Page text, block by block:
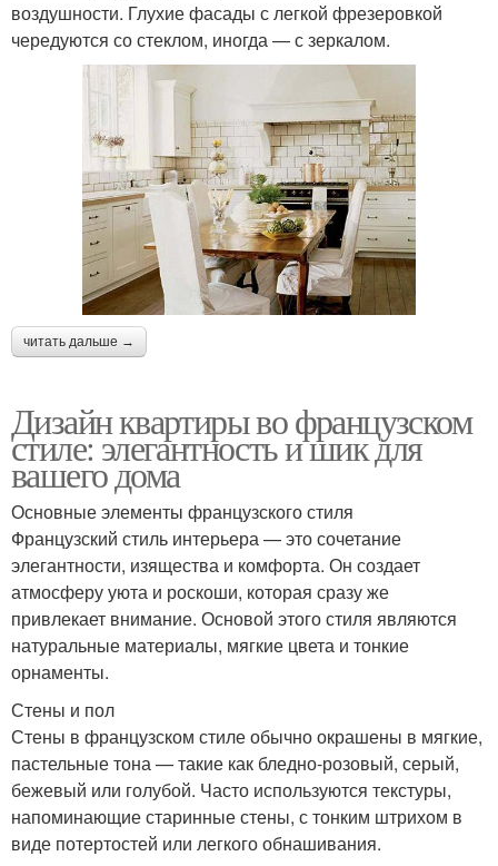
воздушности. Глухие фасады с легкой фрезеровкой
чередуются со стеклом, иногда — с зеркалом.
читать дальше →
Дизайн квартиры во французском
стиле: элегантность и шик для
вашего дома
Основные элементы французского стиля
Французский стиль интерьера — это сочетание
элегантности, изящества и комфорта. Он создает
атмосферу уюта и роскоши, которая сразу же
привлекает внимание. Основой этого стиля являются
натуральные материалы, мягкие цвета и тонкие
орнаменты.
Стены и пол
Стены в французском стиле обычно окрашены в мягкие,
пастельные тона — такие как бледно-розовый, серый,
бежевый или голубой. Часто используются текстуры,
напоминающие старинные стены, с тонким штрихом в
виде потертостей или легкого обнашивания.